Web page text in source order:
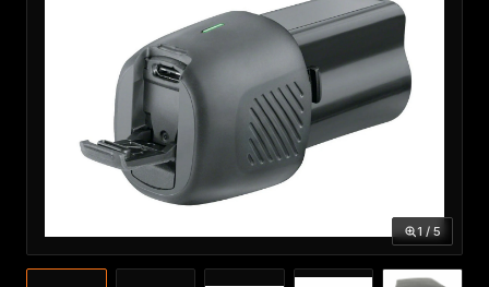
1 / 5